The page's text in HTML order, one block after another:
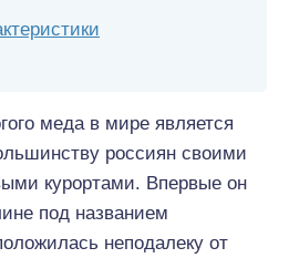
меда в мире является
россиян своими
курортами. Впервые он
под названием
неподалеку от